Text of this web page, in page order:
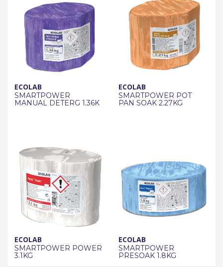
ECOLAB
SMARTPOWER
MANUAL DETERG 1.36K
ECOLAB
SMARTPOWER POT
PAN SOAK 2.27KG
ECOLAB
SMARTPOWER POWER
3.1KG
ECOLAB
SMARTPOWER
PRESOAK 1.8KG